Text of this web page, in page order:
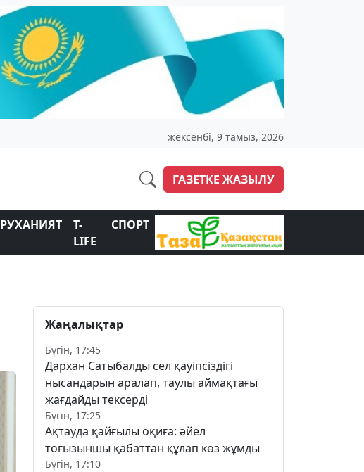
жексенбі, 9 тамыз, 2026
ГАЗЕТКЕ ЖАЗЫЛУ
РУХАНИЯТ
T-
LIFE
СПОРТ
Жаңалықтар
Бүгін, 17:45
Дархан Сатыбалды сел қауіпсіздігі
нысандарын аралап, таулы аймақтағы
жағдайды тексерді
Бүгін, 17:25
Ақтауда қайғылы оқиға: әйел
тоғызыншы қабаттан құлап көз жұмды
Бүгін, 17:10